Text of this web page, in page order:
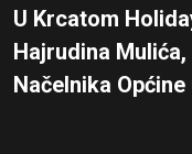
U Krcatom
Hajrudina
Načelnika Općine